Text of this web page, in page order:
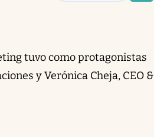
tuvo como protagonistas
y Verónica Cheja, CEO &